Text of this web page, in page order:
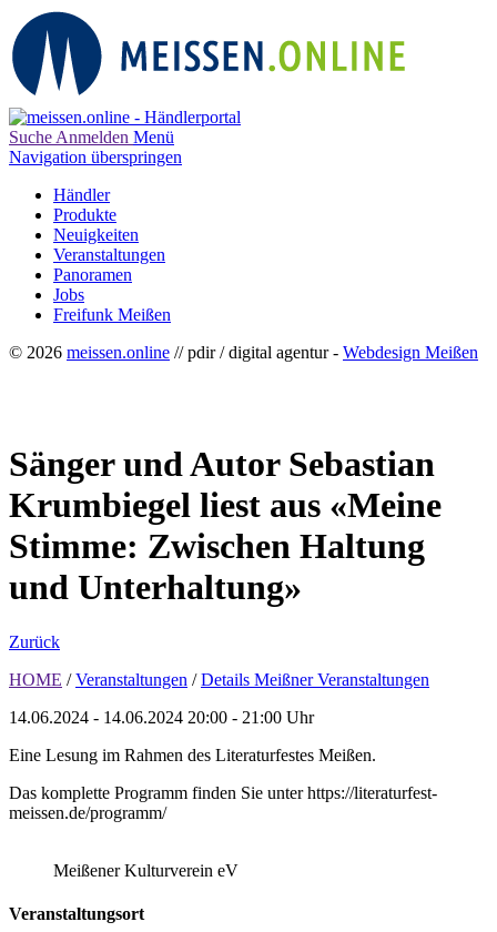
Suche Anmelden Menü
Navigation überspringen
Händler
Produkte
Neuigkeiten
Veranstaltungen
Panoramen
Jobs
Freifunk Meißen
© 2026 meissen.online // pdir / digital agentur - Webdesign Meißen
Sänger und Autor Sebastian
Krumbiegel liest aus «Meine
Stimme: Zwischen Haltung
und Unterhaltung»
Zurück
HOME / Veranstaltungen / Details Meißner Veranstaltungen
14.06.2024 - 14.06.2024 20:00 - 21:00 Uhr
Eine Lesung im Rahmen des Literaturfestes Meißen.
Das komplette Programm finden Sie unter https://literaturfest-
meissen.de/programm/
Meißener Kulturverein eV
Veranstaltungsort